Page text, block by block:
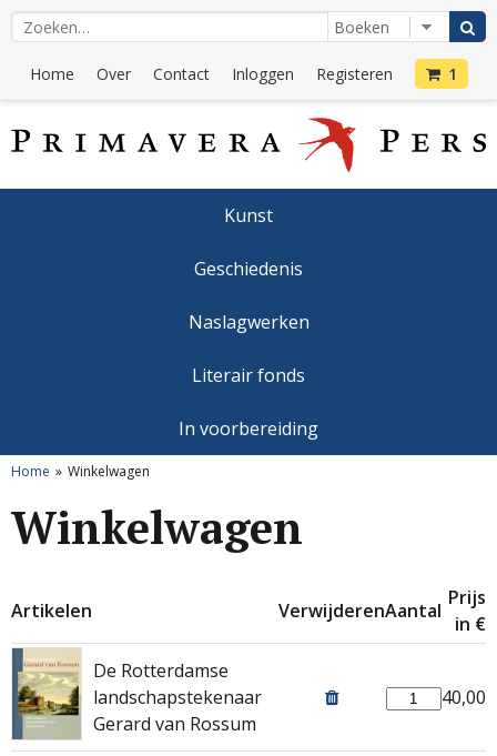
Home Over Contact Inloggen Registeren 1
Kunst
Geschiedenis
Naslagwerken
Literair fonds
In voorbereiding
Home Winkelwagen
Winkelwagen
Artikelen VerwijderenAantal
Prijs
in €
De Rotterdamse
landschapstekenaar
Gerard van Rossum
40,00